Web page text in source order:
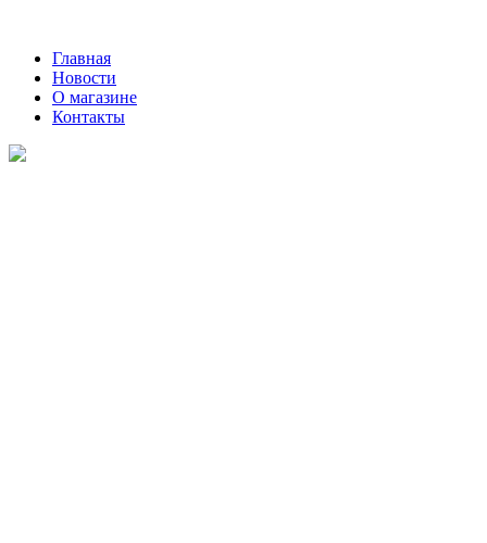
Главная
Новости
О магазине
Контакты